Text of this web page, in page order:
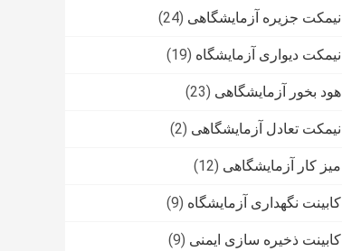
نیمکت جزیره آزمایشگاهی (24)
نیمکت دیواری آزمایشگاه (19)
هود بخور آزمایشگاهی (23)
نیمکت تعادل آزمایشگاهی (2)
میز کار آزمایشگاهی (12)
کابینت نگهداری آزمایشگاه (9)
کابینت ذخیره سازی ایمنی (9)